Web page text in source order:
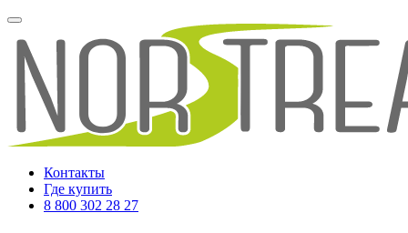
Контакты
Где купить
8 800 302 28 27